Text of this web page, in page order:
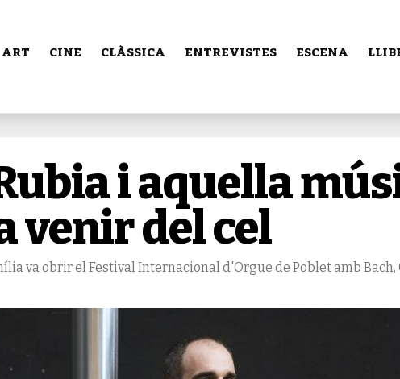
ART CINE CLÀSSICA ENTREVISTES ESCENA
i aquella
venir del cel
va obrir el Festival Internacional d'Orgue de Poblet amb Bach,